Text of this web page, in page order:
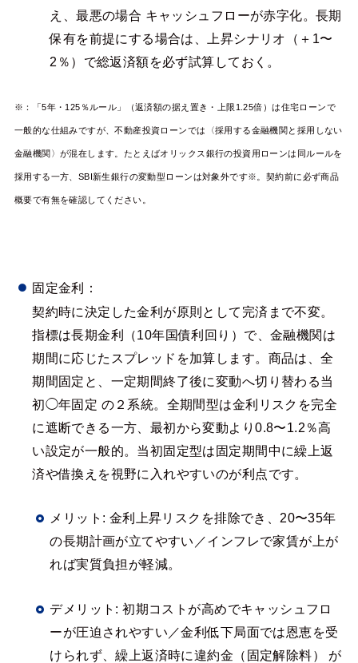
え、最悪の場合 キャッシュフローが赤字化。長期
保有を前提にする場合は、上昇シナリオ（＋1〜
2％）で総返済額を必ず試算しておく。
※：「5年・125％ルール」（返済額の据え置き・上限1.25倍）は住宅ローンで
一般的な仕組みですが、不動産投資ローンでは〈採用する金融機関と採用しない
金融機関〉が混在します。たとえばオリックス銀行の投資用ローンは同ルールを
採用する一方、SBI新生銀行の変動型ローンは対象外です※。契約前に必ず商品
概要で有無を確認してください。
固定金利：
契約時に決定した金利が原則として完済まで不変。
指標は長期金利（10年国債利回り）で、金融機関は
期間に応じたスプレッドを加算します。商品は、全
期間固定と、一定期間終了後に変動へ切り替わる当
初◯年固定 の２系統。全期間型は金利リスクを完全
に遮断できる一方、最初から変動より0.8〜1.2％高
い設定が一般的。当初固定型は固定期間中に繰上返
済や借換えを視野に入れやすいのが利点です。
メリット: 金利上昇リスクを排除でき、20〜35年
の長期計画が立てやすい／インフレで家賃が上が
れば実質負担が軽減。
デメリット: 初期コストが高めでキャッシュフロ
ーが圧迫されやすい／金利低下局面では恩恵を受
けられず、繰上返済時に違約金（固定解除料） が